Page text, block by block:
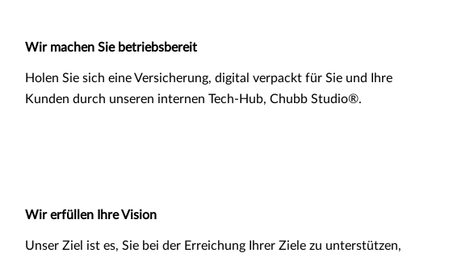
Wir machen Sie betriebsbereit
Holen Sie sich eine Versicherung, digital verpackt für Sie und Ihre
Kunden durch unseren internen Tech-Hub, Chubb Studio®.
Wir erfüllen Ihre Vision
Unser Ziel ist es, Sie bei der Erreichung Ihrer Ziele zu unterstützen,